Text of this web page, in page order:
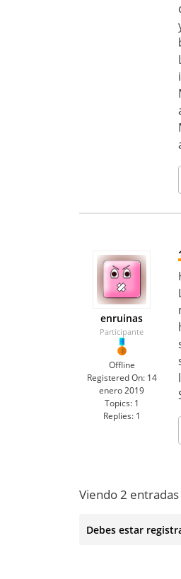
enruinas
Participante
Offline
Registered On: 14
enero 2019
Topics: 1
Replies: 1
Viendo 2
Debes estar